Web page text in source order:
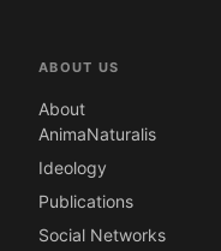
ABOUT US
About
AnimaNaturalis
Ideology
Publications
Social Networks